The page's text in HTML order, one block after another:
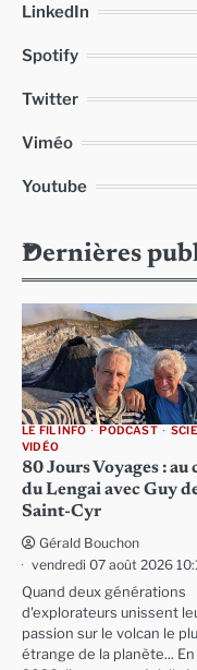
LinkedIn
Spotify
Twitter
Viméo
Youtube
Dernières
LE FIL INFO PODCAST
VIDÉO
80 Jours Voyages :
du Lengai avec Guy
Saint-Cyr
Gérald Bouchon
vendredi 07 août 2026
Quand deux générations
d'explorateurs unissent
passion sur le volcan le
étrange de la planète... En